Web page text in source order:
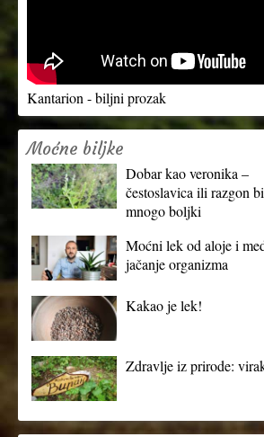
Kantarion - biljni prozak
Moćne biljke
Dobar kao veronika –
čestoslavica ili razgon
mnogo boljki
Moćni lek od aloje i
jačanje organizma
Kakao je lek!
Zdravlje iz prirode: